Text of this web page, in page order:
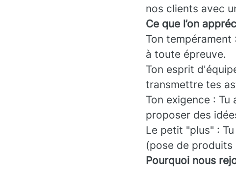
nos clients avec
Ce que l’on
Ton
à toute épreuve.
Ton esprit
transmettre tes
Ton exigence :
proposer des
Le petit "plus" :
(pose de
Pourquoi nous